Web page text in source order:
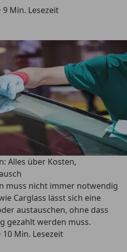
· 9 Min. Lesezeit
Alles über Kosten,
muss nicht immer notwendig
Carglass lässt sich eine
austauschen, ohne dass
gezahlt werden muss.
· 10 Min. Lesezeit